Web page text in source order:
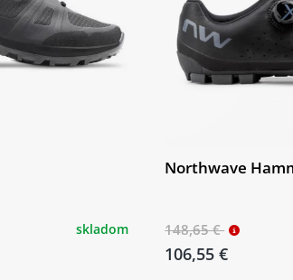
skladom
Northwave
148,65 €
106,55 €